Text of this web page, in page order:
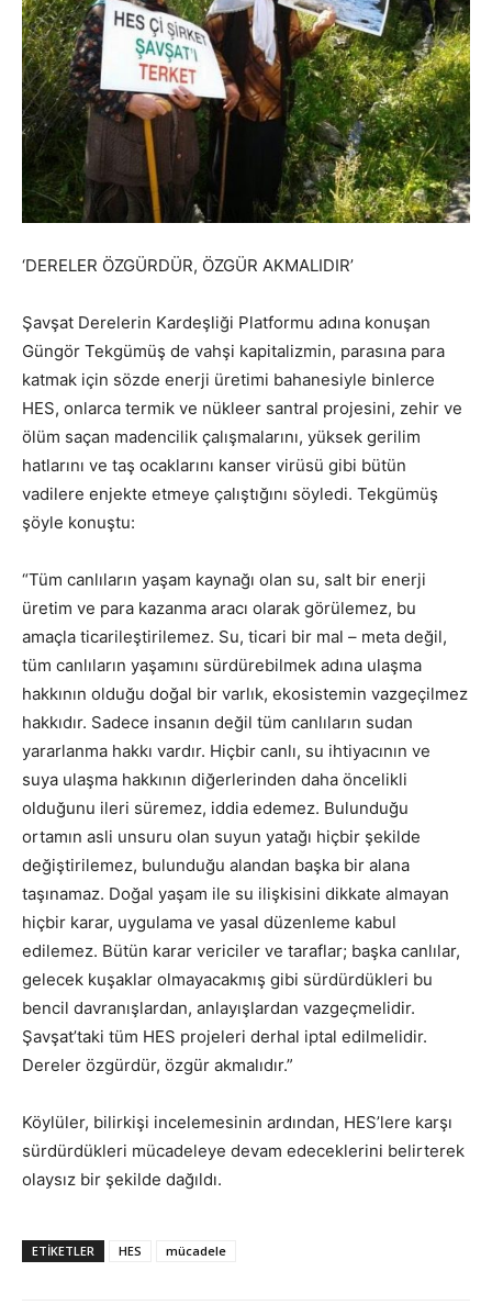
‘DERELER ÖZGÜRDÜR, ÖZGÜR AKMALIDIR’
Şavşat Derelerin Kardeşliği Platformu adına konuşan
Güngör Tekgümüş de vahşi kapitalizmin, parasına para
katmak için sözde enerji üretimi bahanesiyle binlerce
HES, onlarca termik ve nükleer santral projesini, zehir ve
ölüm saçan madencilik çalışmalarını, yüksek gerilim
hatlarını ve taş ocaklarını kanser virüsü gibi bütün
vadilere enjekte etmeye çalıştığını söyledi. Tekgümüş
şöyle konuştu:
“Tüm canlıların yaşam kaynağı olan su, salt bir enerji
üretim ve para kazanma aracı olarak görülemez, bu
amaçla ticarileştirilemez. Su, ticari bir mal – meta değil,
tüm canlıların yaşamını sürdürebilmek adına ulaşma
hakkının olduğu doğal bir varlık, ekosistemin vazgeçilmez
hakkıdır. Sadece insanın değil tüm canlıların sudan
yararlanma hakkı vardır. Hiçbir canlı, su ihtiyacının ve
suya ulaşma hakkının diğerlerinden daha öncelikli
olduğunu ileri süremez, iddia edemez. Bulunduğu
ortamın asli unsuru olan suyun yatağı hiçbir şekilde
değiştirilemez, bulunduğu alandan başka bir alana
taşınamaz. Doğal yaşam ile su ilişkisini dikkate almayan
hiçbir karar, uygulama ve yasal düzenleme kabul
edilemez. Bütün karar vericiler ve taraflar; başka canlılar,
gelecek kuşaklar olmayacakmış gibi sürdürdükleri bu
bencil davranışlardan, anlayışlardan vazgeçmelidir.
Şavşat’taki tüm HES projeleri derhal iptal edilmelidir.
Dereler özgürdür, özgür akmalıdır.”
Köylüler, bilirkişi incelemesinin ardından, HES’lere karşı
sürdürdükleri mücadeleye devam edeceklerini belirterek
olaysız bir şekilde dağıldı.
ETIKETLER HES mücadele